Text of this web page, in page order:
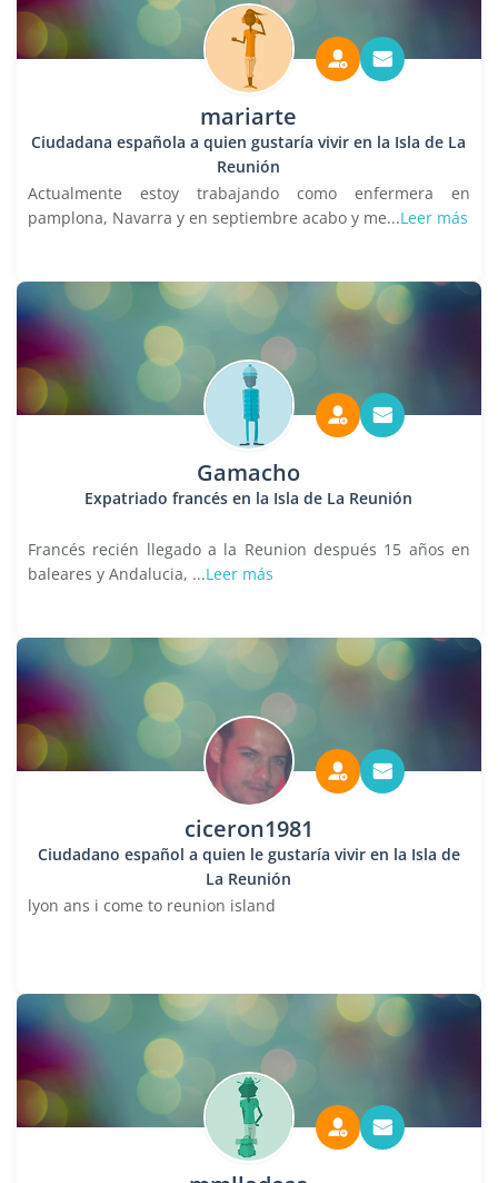
mariarte
Ciudadana española a quien gustaría vivir en la Isla de La
Reunión
Actualmente estoy trabajando como enfermera en
pamplona, Navarra y en septiembre acabo y me...Leer más
Gamacho
Expatriado francés en la Isla de La Reunión
Francés recién llegado a la Reunion después 15 años en
baleares y Andalucia, ...Leer más
ciceron1981
Ciudadano español a quien le gustaría vivir en la Isla de
La Reunión
lyon ans i come to reunion island